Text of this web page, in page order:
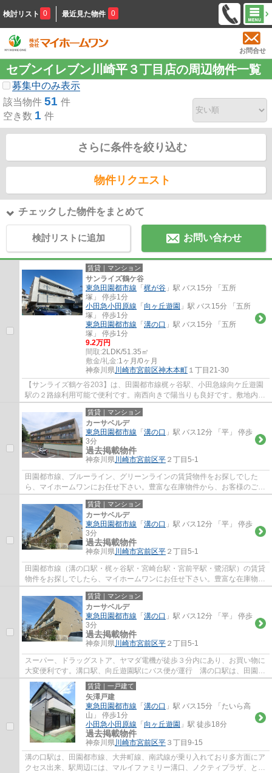
検討リスト 0 最近見た物件 0
お問合せ
セブンイレブン川崎平３丁目店の周辺物件一覧
募集中のみ表示
該当物件 51 件
空き数 1 件
さらに条件を絞り込む
物件リクエスト
チェックした物件をまとめて
検討リストに追加 お問い合わせ
賃貸｜マンション
サンライズ鶴ケ谷
東急田園都市線 「 梶が谷 」駅 バス15分 「五所
塚」 停歩1分
小田急小田原線 「 向ヶ丘遊園 」駅 バス15分 「五所
塚」 停歩1分
東急田園都市線 「 溝の口 」駅 バス15分 「五所
塚」 停歩1分
9.2万円
間取:2LDK/51.35㎡
敷金/礼金:1ヶ月/0ヶ月
神奈川県川崎市宮前区神木本町 １丁目21-30
【サンライズ鶴ケ谷203】は、田園都市線梶ヶ谷駅、小田急線向ケ丘遊園
駅の２路線利用可能で便利です。南西向きで陽当りも良好です。敷地内に
駐車場もございます。
賃貸｜マンション
カーサベルデ
東急田園都市線 「 溝の口 」駅 バス12分 「平」 停歩
3分
過去掲載物件
神奈川県川崎市宮前区平 ２丁目5-1
田園都市線、ブルーライン、グリーンラインの賃貸物件をお探しでした
ら、マイホームワンにお任せ下さい。豊富な在庫物件から、お客様のご要
望に合うお部屋をご提案致します。
賃貸｜マンション
カーサベルデ
東急田園都市線 「 溝の口 」駅 バス12分 「平」 停歩
3分
過去掲載物件
神奈川県川崎市宮前区平 ２丁目5-1
田園都市線（溝の口駅・梶ヶ谷駅・宮崎台駅・宮前平駅・鷺沼駅）の賃貸
物件をお探しでしたら、マイホームワンにお任せ下さい。豊富な在庫物件
から、お客様のご要望に合うお部屋をご提...
賃貸｜マンション
カーサベルデ
東急田園都市線 「 溝の口 」駅 バス12分 「平」 停歩
3分
過去掲載物件
神奈川県川崎市宮前区平 ２丁目5-1
スーパー、ドラッグストア、ヤマダ電機が徒歩３分内にあり、お買い物に
大変便利です。溝口駅、向丘遊園駅にバス便が運行 溝の口駅は、田園都
市線、大井町線、南武線が乗り入れており...
賃貸｜一戸建て
矢澤戸建
東急田園都市線 「 溝の口 」駅 バス15分 「たいら高
山」 停歩1分
小田急小田原線 「 向ヶ丘遊園 」駅 徒歩18分
過去掲載物件
神奈川県川崎市宮前区平 ３丁目9-15
溝の口駅は、田園都市線、大井町線、南武線が乗り入れており多方面にア
クセス出来、駅周辺には、マルイファミリー溝口、ノクティプラザ、とい